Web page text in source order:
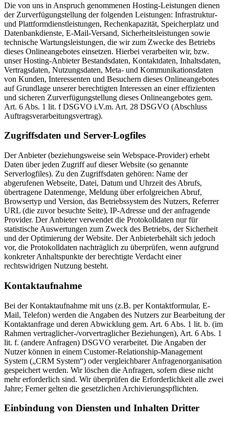
Die von uns in Anspruch genommenen Hosting-Leistungen dienen
der Zurverfügungstellung der folgenden Leistungen: Infrastruktur-
und Plattformdienstleistungen, Rechenkapazität, Speicherplatz und
Datenbankdienste, E-Mail-Versand, Sicherheitsleistungen sowie
technische Wartungsleistungen, die wir zum Zwecke des Betriebs
dieses Onlineangebotes einsetzen. Hierbei verarbeiten wir, bzw.
unser Hosting-Anbieter Bestandsdaten, Kontaktdaten, Inhaltsdaten,
Vertragsdaten, Nutzungsdaten, Meta- und Kommunikationsdaten
von Kunden, Interessenten und Besuchern dieses Onlineangebotes
auf Grundlage unserer berechtigten Interessen an einer effizienten
und sicheren Zurverfügungstellung dieses Onlineangebotes gem.
Art. 6 Abs. 1 lit. f DSGVO i.V.m. Art. 28 DSGVO (Abschluss
Auftragsverarbeitungsvertrag).
Zugriffsdaten und Server-Logfiles
Der Anbieter (beziehungsweise sein Webspace-Provider) erhebt
Daten über jeden Zugriff auf dieser Website (so genannte
Serverlogfiles). Zu den Zugriffsdaten gehören: Name der
abgerufenen Webseite, Datei, Datum und Uhrzeit des Abrufs,
übertragene Datenmenge, Meldung über erfolgreichen Abruf,
Browsertyp und Version, das Betriebssystem des Nutzers, Referrer
URL (die zuvor besuchte Seite), IP-Adresse und der anfragende
Provider. Der Anbieter verwendet die Protokolldaten nur für
statistische Auswertungen zum Zweck des Betriebs, der Sicherheit
und der Optimierung der Website. Der Anbieterbehält sich jedoch
vor, die Protokolldaten nachträglich zu überprüfen, wenn aufgrund
konkreter Anhaltspunkte der berechtigte Verdacht einer
rechtswidrigen Nutzung besteht.
Kontaktaufnahme
Bei der Kontaktaufnahme mit uns (z.B. per Kontaktformular, E-
Mail, Telefon) werden die Angaben des Nutzers zur Bearbeitung der
Kontaktanfrage und deren Abwicklung gem. Art. 6 Abs. 1 lit. b. (im
Rahmen vertraglicher-/vorvertraglicher Beziehungen), Art. 6 Abs. 1
lit. f. (andere Anfragen) DSGVO verarbeitet. Die Angaben der
Nutzer können in einem Customer-Relationship-Management
System („CRM System“) oder vergleichbarer Anfragenorganisation
gespeichert werden. Wir löschen die Anfragen, sofern diese nicht
mehr erforderlich sind. Wir überprüfen die Erforderlichkeit alle zwei
Jahre; Ferner gelten die gesetzlichen Archivierungspflichten.
Einbindung von Diensten und Inhalten Dritter